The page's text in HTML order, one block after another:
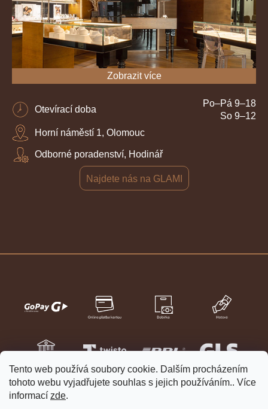
Tento web používá soubory cookie. Dalším procházením
tohoto webu vyjadřujete souhlas s jejich používáním.. Více
informací zde.
Zobrazit více
Otevírací doba
Po–Pá 9–18
So 9–12
Horní náměstí 1, Olomouc
Odborné poradenství, Hodinář
Najdete nás na GLAMI